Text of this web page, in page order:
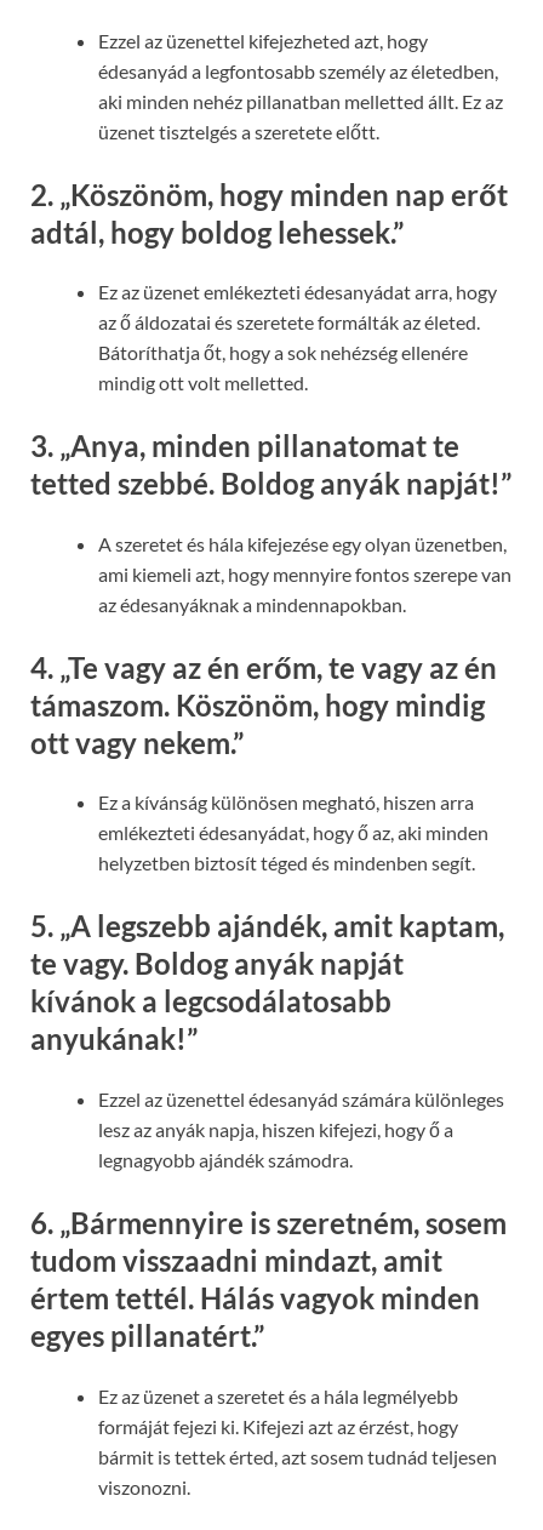
Ezzel az üzenettel kifejezheted azt, hogy
édesanyád a legfontosabb személy az életedben,
aki minden nehéz pillanatban melletted állt. Ez az
üzenet tisztelgés a szeretete előtt.
2. „Köszönöm, hogy minden nap erőt
adtál, hogy boldog lehessek.”
Ez az üzenet emlékezteti édesanyádat arra, hogy
az ő áldozatai és szeretete formálták az életed.
Bátoríthatja őt, hogy a sok nehézség ellenére
mindig ott volt melletted.
3. „Anya, minden pillanatomat te
tetted szebbé. Boldog anyák napját!”
A szeretet és hála kifejezése egy olyan üzenetben,
ami kiemeli azt, hogy mennyire fontos szerepe van
az édesanyáknak a mindennapokban.
4. „Te vagy az én erőm, te vagy az én
támaszom. Köszönöm, hogy mindig
ott vagy nekem.”
Ez a kívánság különösen megható, hiszen arra
emlékezteti édesanyádat, hogy ő az, aki minden
helyzetben biztosít téged és mindenben segít.
5. „A legszebb ajándék, amit kaptam,
te vagy. Boldog anyák napját
kívánok a legcsodálatosabb
anyukának!”
Ezzel az üzenettel édesanyád számára különleges
lesz az anyák napja, hiszen kifejezi, hogy ő a
legnagyobb ajándék számodra.
6. „Bármennyire is szeretném, sosem
tudom visszaadni mindazt, amit
értem tettél. Hálás vagyok minden
egyes pillanatért.”
Ez az üzenet a szeretet és a hála legmélyebb
formáját fejezi ki. Kifejezi azt az érzést, hogy
bármit is tettek érted, azt sosem tudnád teljesen
viszonozni.